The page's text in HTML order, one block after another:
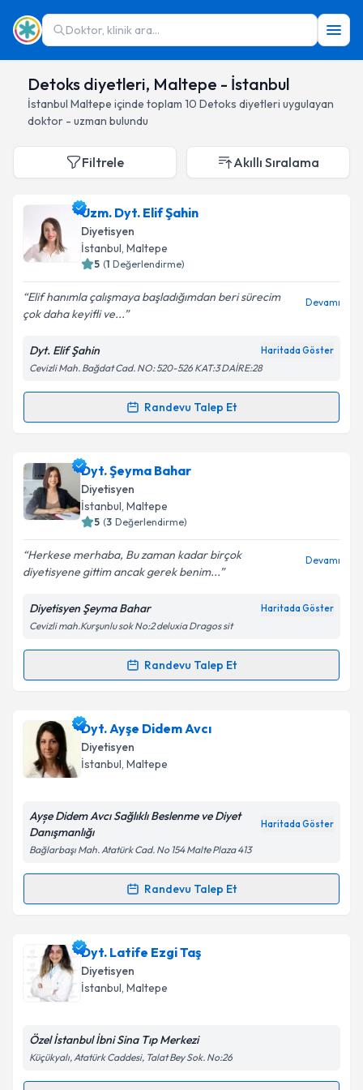
Doktor, klinik ara...
Detoks diyetleri, Maltepe - İstanbul
İstanbul Maltepe içinde toplam 10 Detoks diyetleri uygulayan
doktor - uzman bulundu
Filtrele Akıllı Sıralama
Uzm. Dyt. Elif Şahin
Diyetisyen
İstanbul, Maltepe
5 (1 Değerlendirme)
Elif hanımla çalışmaya başladığımdan beri sürecim
çok daha keyifli ve...
Devamı
Dyt. Elif Şahin Haritada Göster
Cevizli Mah. Bağdat Cad. NO: 520-526 KAT:3 DAİRE:28
Randevu Talep Et
Randevu Takvimi Talebi
Uzm. Dyt. Elif Şahiniçin randevu takvimi talebi
oluşturun. Size bu uzmandan randevu almanız için bir
takvim hazırlandığında e-posta ile bilgilendireceğiz.
Kişisel verilerimin işlenmesine ilişkin
Aydınlatma
Metni'ni okudum ve kişisel verilerimin belirtilen
kapsamda işlenmesini kabul ediyorum.
Dyt. Şeyma Bahar
Diyetisyen
İstanbul, Maltepe
5 (3 Değerlendirme)
Herkese merhaba, Bu zaman kadar birçok
diyetisyene gittim ancak gerek benim...
Devamı
Diyetisyen Şeyma Bahar Haritada Göster
Cevizli mah.Kurşunlu sok No:2 deluxia Dragos sit
Randevu Talep Et
Randevu Takvimi Talebi
Dyt. Şeyma Bahariçin randevu takvimi talebi
oluşturun. Size bu uzmandan randevu almanız için bir
takvim hazırlandığında e-posta ile bilgilendireceğiz.
Kişisel verilerimin işlenmesine ilişkinAydınlatma
'ni okudum ve kişisel verilerimin belirtilen
kapsamda işlenmesini kabul ediyorum.
Takvim Talebini Gönder
Dyt. Ayşe Didem Avcı
Diyetisyen
İstanbul, Maltepe
Ayșe Didem Avcı Sağlıklı Beslenme ve Diyet
Danışmanlığı
Haritada Göster
Bağlarbaşı Mah. Atatürk Cad. No 154 Malte Plaza 413
Randevu Talep Et
Randevu Takvimi Talebi
Dyt. Ayşe Didem Avcıiçin randevu takvimi talebi
oluşturun. Size bu uzmandan randevu almanız için bir
takvim hazırlandığında e-posta ile bilgilendireceğiz.
Dyt. Latife Ezgi Taş
Diyetisyen
İstanbul, Maltepe
Özel İstanbul İbni Sina Tıp Merkezi
Küçükyalı, Atatürk Caddesi, Talat Bey Sok. No:26